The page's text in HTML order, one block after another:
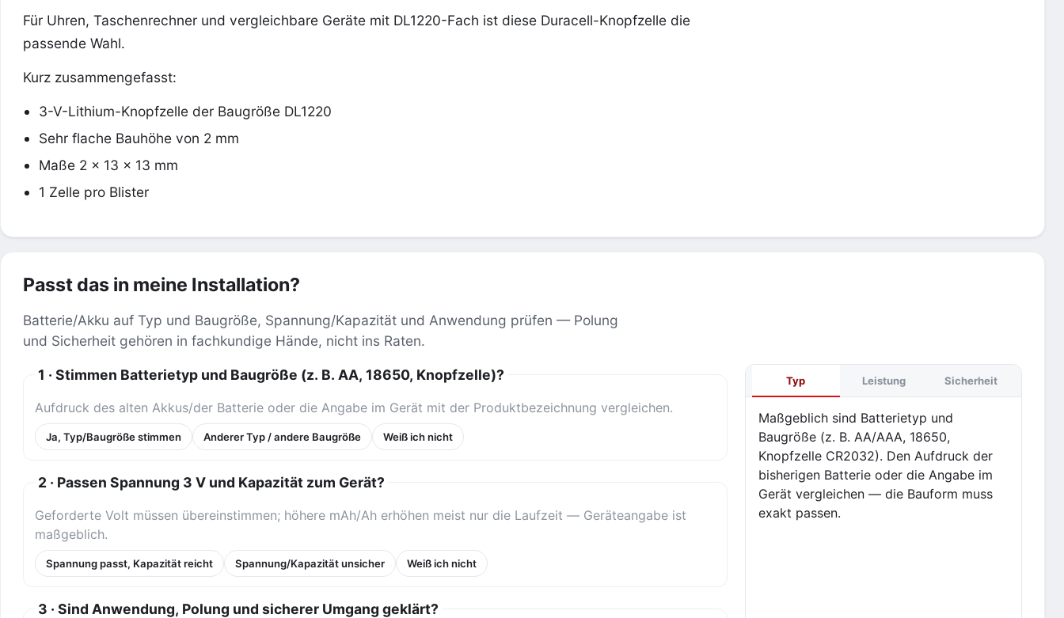
Für Uhren, Taschenrechner und vergleichbare Geräte mit DL1220-Fach ist diese Duracell-Knopfzelle die
passende Wahl.
Kurz zusammengefasst:
3-V-Lithium-Knopfzelle der Baugröße DL1220
Sehr flache Bauhöhe von 2 mm
Maße 2 x 13 x 13 mm
1 Zelle pro Blister
Passt das in meine Installation?
Batterie/Akku auf Typ und Baugröße, Spannung/Kapazität und Anwendung prüfen — Polung
und Sicherheit gehören in fachkundige Hände, nicht ins Raten.
1 · Stimmen Batterietyp und Baugröße (z. B. AA, 18650, Knopfzelle)?
Aufdruck des alten Akkus/der Batterie oder die Angabe im Gerät mit der Produktbezeichnung vergleichen.
Ja, Typ/Baugröße stimmen Anderer Typ / andere Baugröße Weiß ich nicht
2 · Passen Spannung 3 V und Kapazität zum Gerät?
Geforderte Volt müssen übereinstimmen; höhere mAh/Ah erhöhen meist nur die Laufzeit — Geräteangabe ist
maßgeblich.
Spannung passt, Kapazität reicht Spannung/Kapazität unsicher Weiß ich nicht
3 · Sind Anwendung, Polung und sicherer Umgang geklärt?
Typ Leistung Sicherheit
Maßgeblich sind Batterietyp und
Baugröße (z. B. AA/AAA, 18650,
Knopfzelle CR2032). Den Aufdruck der
bisherigen Batterie oder die Angabe im
Gerät vergleichen — die Bauform muss
exakt passen.